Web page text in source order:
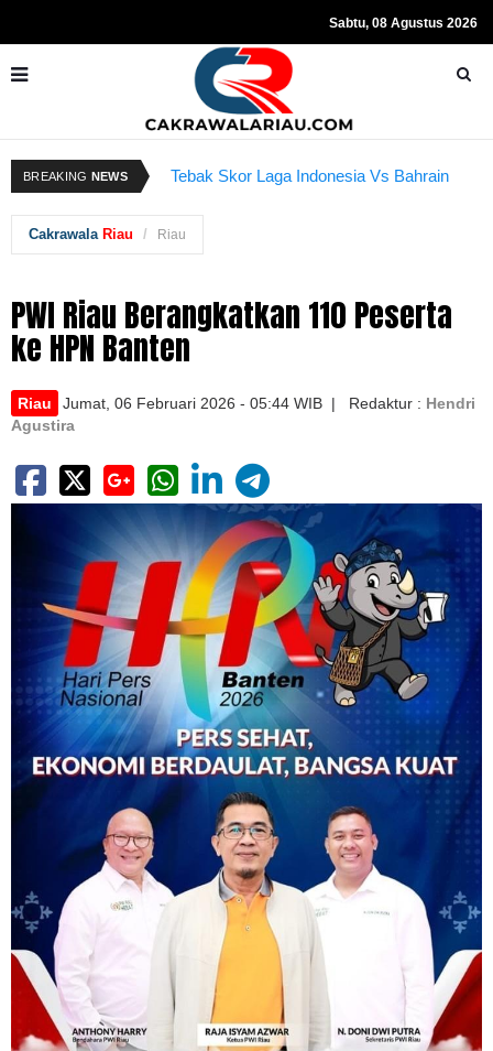
Sabtu, 08 Agustus 2026
BREAKING NEWS
Tebak Skor Laga Indonesia Vs Bahrain
Sempat Teriakkan Kata "Merdeka"
Cakrawala Riau Riau
PWI Riau Berangkatkan 110 Peserta
ke HPN Banten
Riau Jumat, 06 Februari 2026 - 05:44 WIB | Redaktur : Hendri
Agustira